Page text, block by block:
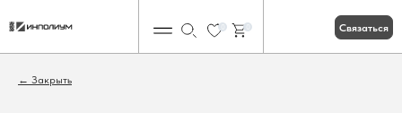
Связаться
Закрыть